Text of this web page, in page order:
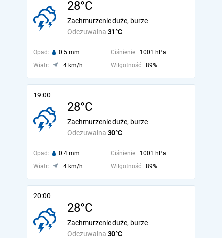
28°C
Odczuwalna 31°C
Zachmurzenie duże, burze
Opad: 0.5 mm Ciśnienie: 1001 hPa
Wiatr:
4 km/h Wilgotność: 89%
19:00
28°C
Odczuwalna 30°C
Zachmurzenie duże, burze
Opad: 0.4 mm Ciśnienie: 1001 hPa
Wiatr:
4 km/h Wilgotność: 89%
20:00
28°C
Odczuwalna 30°C
Zachmurzenie duże, burze